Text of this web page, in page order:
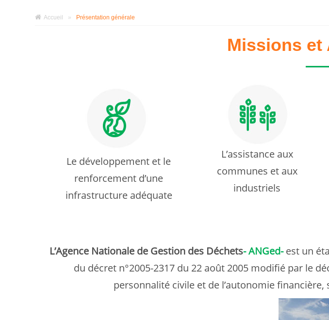
Accueil » Présentation générale
Missions
Le développement et le
renforcement d’une
infrastructure adéquate
L’assistance aux
communes et aux
industriels
L’Agence Nationale de Gestion des Déchets- ANGed-est un
du décret n°2005-2317 du 22 août 2005 modifié par le
personnalité civile et de l’autonomie